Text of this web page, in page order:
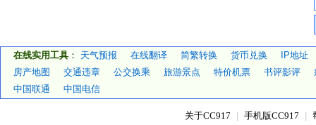
在线实用工具 ： 天气预报 在线翻译 简繁转换 货币兑换
IP地址
房产地图
交通违章 公交换乘 旅游景点 特价机票 书评影评
中国联通
中国电信
关于CC917 手机版CC917